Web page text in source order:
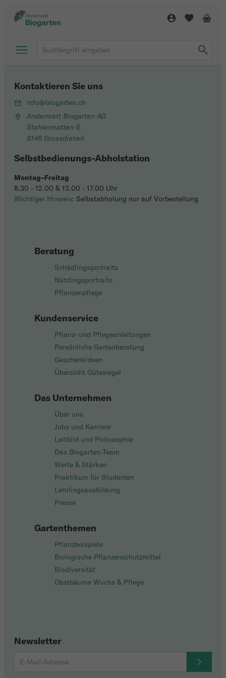
Beratung
Schädlingsportraits
Nützlingsportraits
Pflanzenpflege
Kundenservice
Pflanz- und Pflegeanleitungen
Persönliche Gartenberatung
Geschenkideen
Übersicht Gütesiegel
Das Unternehmen
Über uns
Jobs und Karriere
Leitbild und Philosophie
Das Biogarten-Team
Werte & Stärken
Praktikum für Studenten
Lehrlingsausbildung
Presse
Gartenthemen
Pflanzbeispiele
Biologische Pflanzenschutzmittel
Biodiversität
Obstbäume Wuchs & Pflege
Newsletter
Kontaktieren Sie uns
info@biogarten.ch
Andermatt Biogarten AG
Stahlermatten 6
6146 Grossdietwil
Selbstbedienungs-Abholstation
Montag–Freitag
8.30 - 12.00 & 13.00 - 17.00 Uhr
Wichtiger Hinweis: Selbstabholung nur auf Vorbestellung